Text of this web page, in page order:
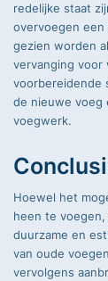
redelijke staat
overvoegen
gezien worden
vervanging voor
voorbereidende
de nieuwe voeg
voegwerk.
Hoewel het
heen te
duurzame en
van oude
vervolgens